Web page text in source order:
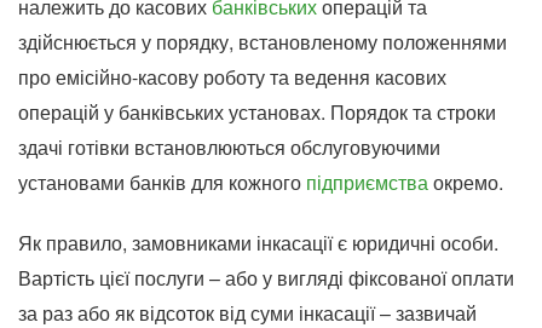
належить до касових банківськихоперацій та
здійснюється у порядку, встановленому положеннями
про емісійно-касову роботу та ведення касових
операцій у банківських установах. Порядок та строки
здачі готівки встановлюються обслуговуючими
установами банків для кожного підприємстваокремо.
Як правило, замовниками інкасації є юридичні особи.
Вартість цієї послуги – або у вигляді фіксованої оплати
за раз або як відсоток від суми інкасації – зазвичай